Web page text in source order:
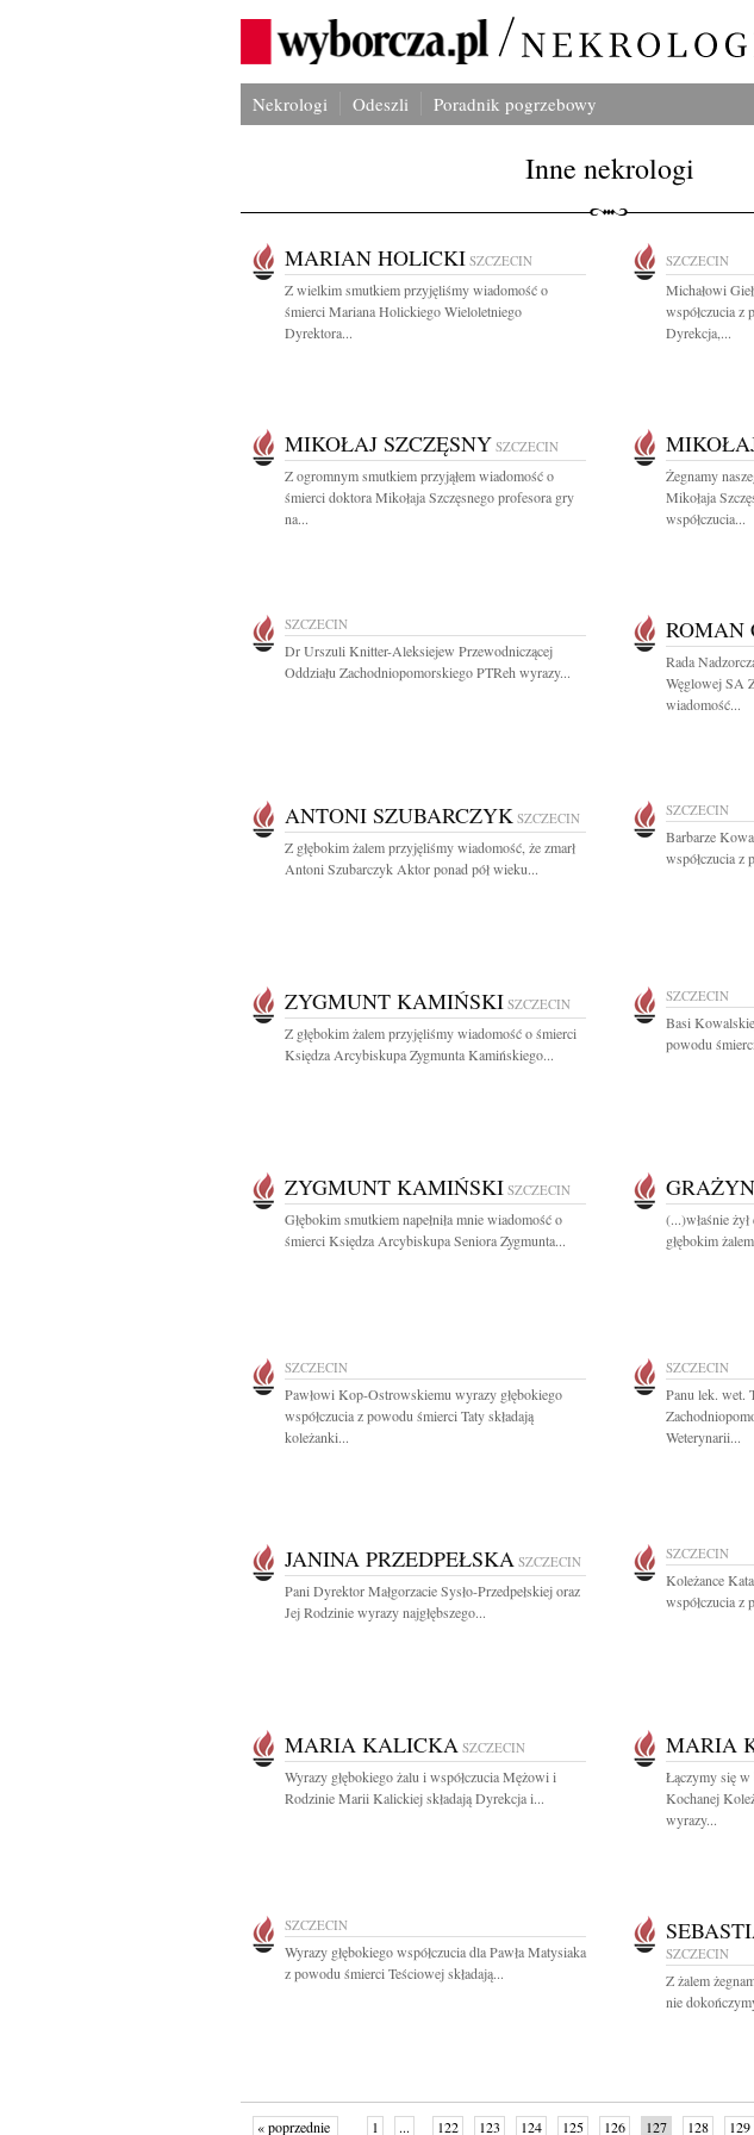
Nekrologi Odeszli Poradnik pogrzebowy
Inne nekrologi
MARIAN HOLICKI SZCZECIN
Z wielkim smutkiem przyjęliśmy wiadomość o
śmierci Mariana Holickiego Wieloletniego
Dyrektora...
SZCZECIN
Michałowi
współczucia z
Dyrekcja,...
MIKOŁAJ SZCZĘSNY SZCZECIN
Z ogromnym smutkiem przyjąłem wiadomość o
śmierci doktora Mikołaja Szczęsnego profesora gry
na...
Żegnamy
Mikołaja
współczucia...
SZCZECIN
Dr Urszuli Knitter-Aleksiejew Przewodniczącej
Oddziału Zachodniopomorskiego PTReh wyrazy...
ROMAN
Rada
Węglowej SA
wiadomość...
ANTONI SZUBARCZYK SZCZECIN
Z głębokim żalem przyjęliśmy wiadomość, że zmarł
Antoni Szubarczyk Aktor ponad pół wieku...
SZCZECIN
Barbarze
współczucia z
ZYGMUNT KAMIŃSKI SZCZECIN
Z głębokim żalem przyjęliśmy wiadomość o śmierci
Księdza Arcybiskupa Zygmunta Kamińskiego...
SZCZECIN
Basi
powodu
ZYGMUNT KAMIŃSKI SZCZECIN
Głębokim smutkiem napełniła mnie wiadomość o
śmierci Księdza Arcybiskupa Seniora Zygmunta...
(...)właśnie
głębokim
SZCZECIN
Pawłowi Kop-Ostrowskiemu wyrazy głębokiego
współczucia z powodu śmierci Taty składają
koleżanki...
SZCZECIN
Panu lek. wet.
Weterynarii...
JANINA PRZEDPEŁSKA SZCZECIN
Pani Dyrektor Małgorzacie Sysło-Przedpełskiej oraz
Jej Rodzinie wyrazy najgłębszego...
SZCZECIN
Koleżance
współczucia z
MARIA KALICKA SZCZECIN
Wyrazy głębokiego żalu i współczucia Mężowi i
Rodzinie Marii Kalickiej składają Dyrekcja i...
MARIA
Łączymy się
Kochanej
wyrazy...
SZCZECIN
Wyrazy głębokiego współczucia dla Pawła Matysiaka
z powodu śmierci Teściowej składają...
SZCZECIN
Z żalem
nie
« poprzednie 1 ... 122 123 124 125 126 127 128 129